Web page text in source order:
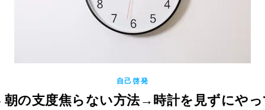
自己啓発
朝の支度焦らない方法→時計を見ずにやっ